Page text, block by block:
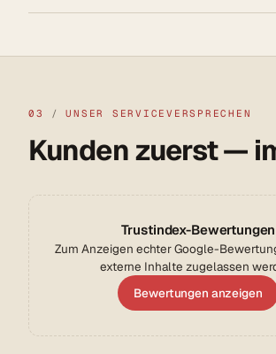
03 / UNSER SERVICEVERSPRECHEN
Kunden zuerst —
Trustindex-Bewertungen
Zum Anzeigen echter Google-
externe Inhalte zugelassen
Bewertungen anzeigen